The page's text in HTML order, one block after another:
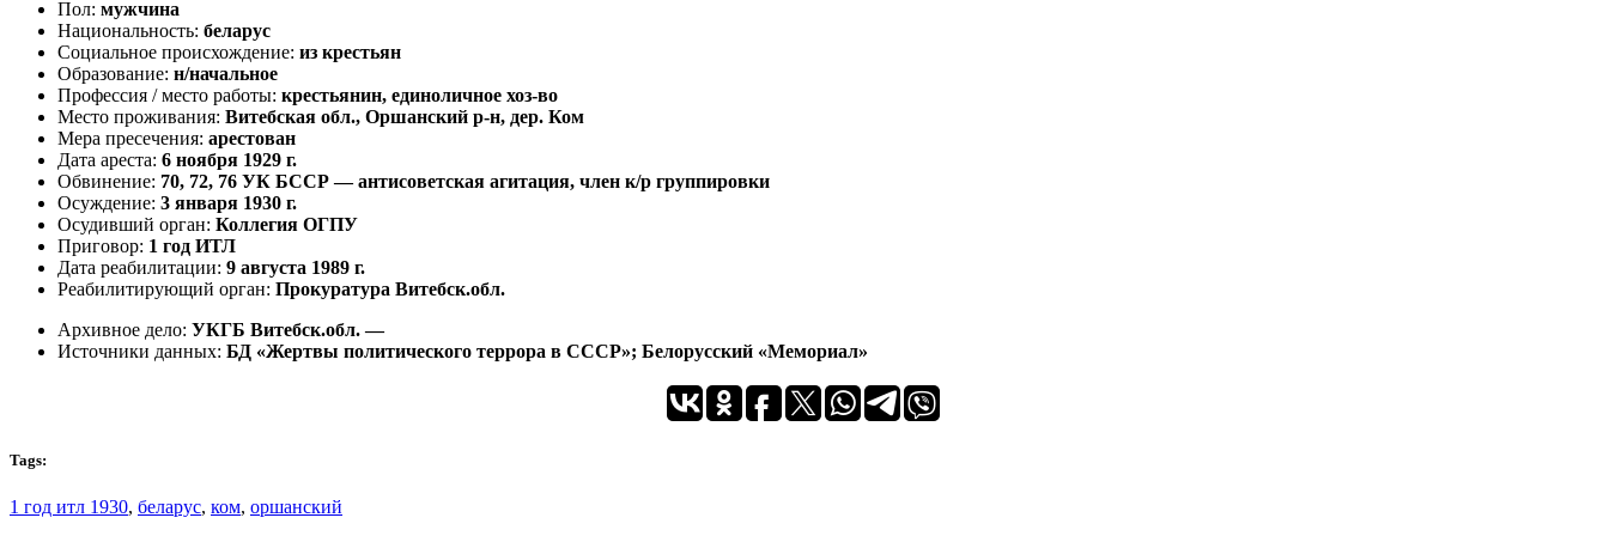
Пол: мужчина
Национальность: беларус
Социальное происхождение: из крестьян
Образование: н/начальное
Профессия / место работы: крестьянин, единоличное хоз-во
Место проживания: Витебская обл., Оршанский р-н, дер. Ком
Мера пресечения: арестован
Дата ареста: 6 ноября 1929 г.
Обвинение: 70, 72, 76 УК БССР — антисоветская агитация, член к/р группировки
Осуждение: 3 января 1930 г.
Осудивший орган: Коллегия ОГПУ
Приговор: 1 год ИТЛ
Дата реабилитации: 9 августа 1989 г.
Реабилитирующий орган: Прокуратура Витебск.обл.
Архивное дело: УКГБ Витебск.обл. —
Источники данных: БД «Жертвы политического террора в СССР»; Белорусский «Мемориал»
Tags:
1 год итл 1930, беларус, ком, оршанский